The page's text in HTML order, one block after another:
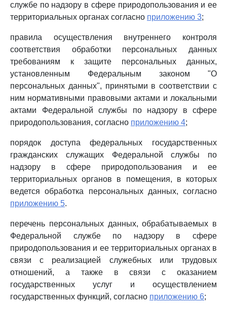
службе по надзору в сфере природопользования и ее
территориальных органах согласно приложению 3;
правила осуществления внутреннего контроля
соответствия обработки персональных данных
требованиям к защите персональных данных,
установленным Федеральным законом "О
персональных данных", принятыми в соответствии с
ним нормативными правовыми актами и локальными
актами Федеральной службы по надзору в сфере
природопользования, согласно приложению 4;
порядок доступа федеральных государственных
гражданских служащих Федеральной службы по
надзору в сфере природопользования и ее
территориальных органов в помещения, в которых
ведется обработка персональных данных, согласно
приложению 5.
перечень персональных данных, обрабатываемых в
Федеральной службе по надзору в сфере
природопользования и ее территориальных органах в
связи с реализацией служебных или трудовых
отношений, а также в связи с оказанием
государственных услуг и осуществлением
государственных функций, согласно приложению 6;